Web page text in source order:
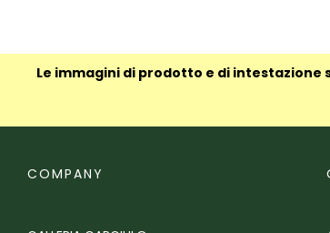
Le immagini di prodotto e di
COMPANY